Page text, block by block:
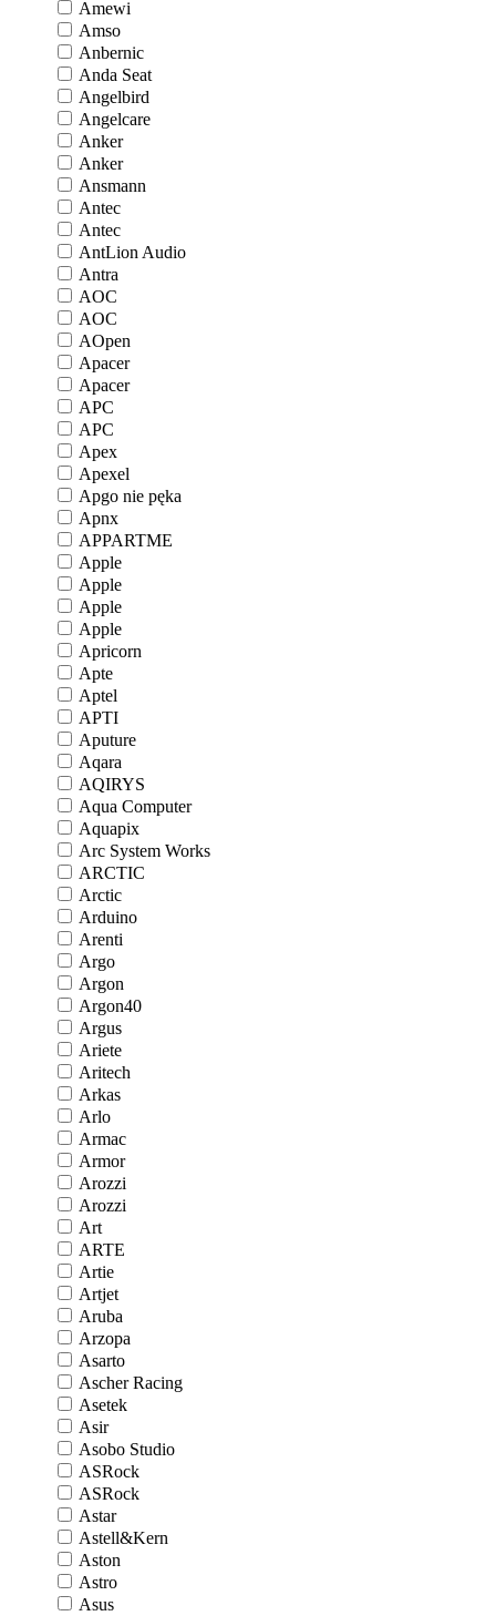
Amewi
Amso
Anbernic
Anda Seat
Angelbird
Angelcare
Anker
Anker
Ansmann
Antec
Antec
AntLion Audio
Antra
AOC
AOC
AOpen
Apacer
Apacer
APC
APC
Apex
Apexel
Apgo nie pęka
Apnx
APPARTME
Apple
Apple
Apple
Apple
Apricorn
Apte
Aptel
APTI
Aputure
Aqara
AQIRYS
Aqua Computer
Aquapix
Arc System Works
ARCTIC
Arctic
Arduino
Arenti
Argo
Argon
Argon40
Argus
Ariete
Aritech
Arkas
Arlo
Armac
Armor
Arozzi
Arozzi
Art
ARTE
Artie
Artjet
Aruba
Arzopa
Asarto
Ascher Racing
Asetek
Asir
Asobo Studio
ASRock
ASRock
Astar
Astell&Kern
Aston
Astro
Asus